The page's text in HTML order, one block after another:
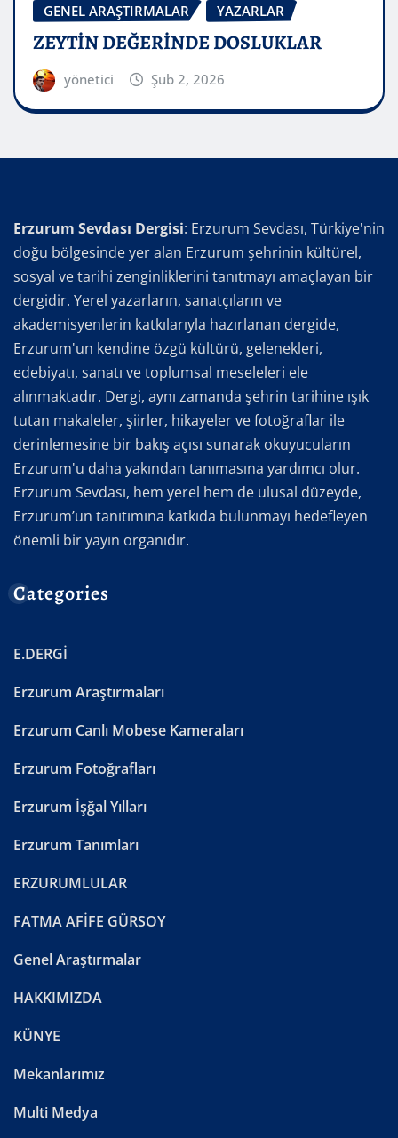
GENEL ARAŞTIRMALAR
YAZARLAR
ZEYTİN DEĞERİNDE DOSLUKLAR
yönetici Şub 2, 2026
Erzurum Sevdası Dergisi: Erzurum Sevdası, Türkiye'nin
doğu bölgesinde yer alan Erzurum şehrinin kültürel,
sosyal ve tarihi zenginliklerini tanıtmayı amaçlayan bir
dergidir. Yerel yazarların, sanatçıların ve
akademisyenlerin katkılarıyla hazırlanan dergide,
Erzurum'un kendine özgü kültürü, gelenekleri,
edebiyatı, sanatı ve toplumsal meseleleri ele
alınmaktadır. Dergi, aynı zamanda şehrin tarihine ışık
tutan makaleler, şiirler, hikayeler ve fotoğraflar ile
derinlemesine bir bakış açısı sunarak okuyucuların
Erzurum'u daha yakından tanımasına yardımcı olur.
Erzurum Sevdası, hem yerel hem de ulusal düzeyde,
Erzurum’un tanıtımına katkıda bulunmayı hedefleyen
önemli bir yayın organıdır.
Categories
E.DERGİ
Erzurum Araştırmaları
Erzurum Canlı Mobese Kameraları
Erzurum Fotoğrafları
Erzurum İşğal Yılları
Erzurum Tanımları
ERZURUMLULAR
FATMA AFİFE GÜRSOY
Genel Araştırmalar
HAKKIMIZDA
KÜNYE
Mekanlarımız
Multi Medya